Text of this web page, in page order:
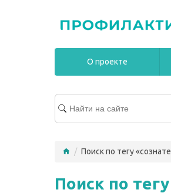
О проекте
/ Поиск по тегу
Поиск по